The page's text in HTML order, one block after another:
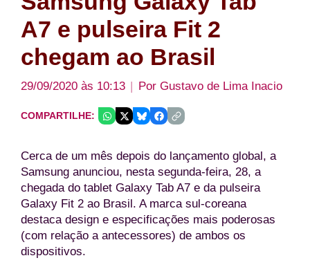
A7 e pulseira Fit 2
chegam ao Brasil
29/09/2020 às 10:13 Por Gustavo de Lima Inacio
COMPARTILHE:
Cerca de um mês depois do lançamento global, a
Samsung anunciou, nesta segunda-feira, 28, a
chegada do tablet Galaxy Tab A7 e da pulseira
Galaxy Fit 2 ao Brasil. A marca sul-coreana
destaca design e especificações mais poderosas
(com relação a antecessores) de ambos os
dispositivos.